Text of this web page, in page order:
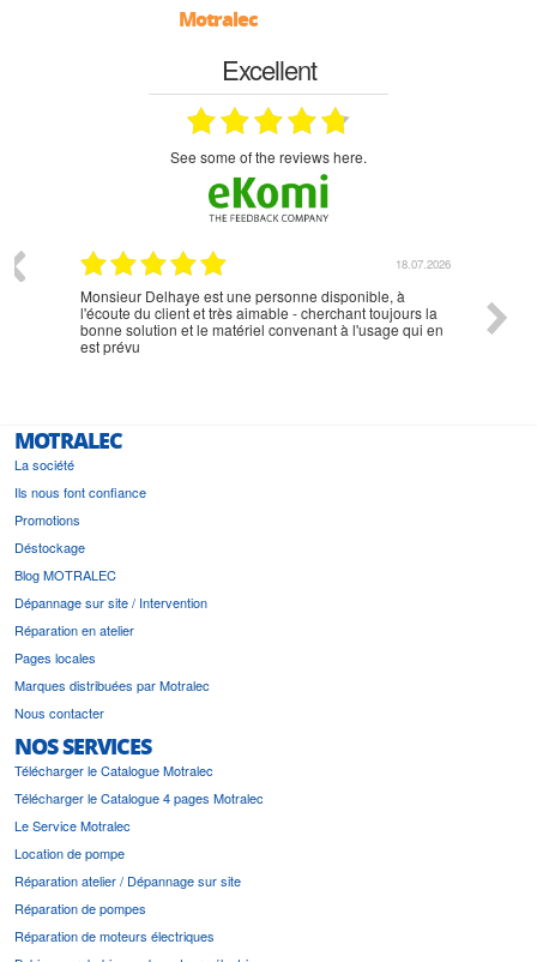
Motralec
Excellent
see some of the reviews here.
18.07.2026
Monsieur Delhaye est une personne disponible, à
l'écoute du client et très aimable - cherchant toujours la
bonne solution et le matériel convenant à l'usage qui en
est prévu
MOTRALEC
La société
Ils nous font confiance
Promotions
Déstockage
Blog MOTRALEC
Dépannage sur site / Intervention
Réparation en atelier
Pages locales
Marques distribuées par Motralec
Nous contacter
NOS SERVICES
Télécharger le Catalogue Motralec
Télécharger le Catalogue 4 pages Motralec
Le Service Motralec
Location de pompe
Réparation atelier / Dépannage sur site
Réparation de pompes
Réparation de moteurs électriques